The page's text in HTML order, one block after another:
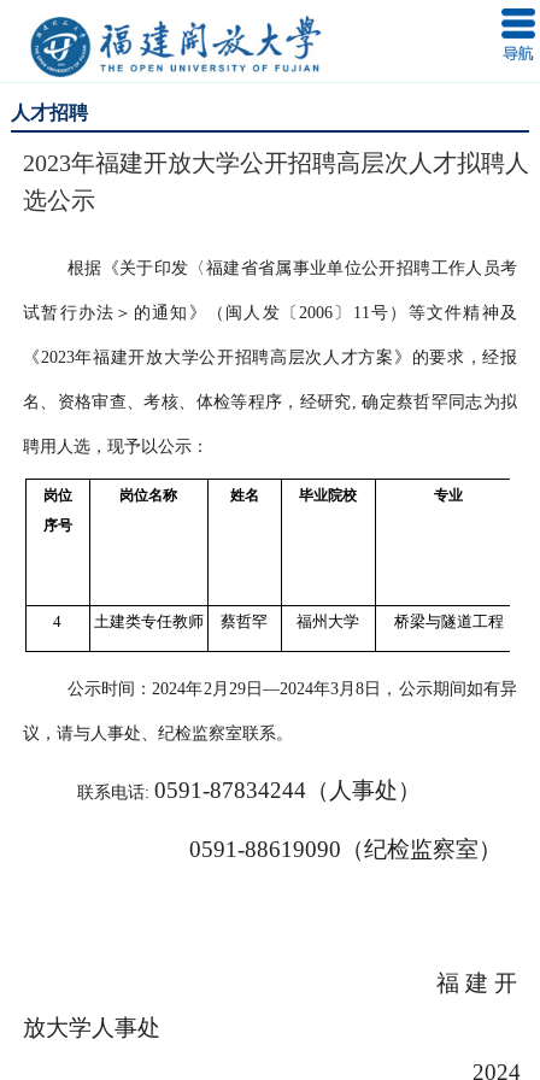
人才招聘
2023年福建开放大学公开招聘高层次人才拟聘人
选公示
根据《关于印发〈福建省省属事业单位公开招聘工作人员考
试暂行办法＞的通知》（闽人发〔 2006〕11号）等文件精神及
《2023年福建开放大学公开招聘高层次人才方案》的要求，经报
名、资格审查、考核、体检等程序，经研究, 确定蔡哲罕同志为拟
聘用人选，现予以公示：
岗位
序号
岗位名称 姓名 毕业院校 专业
4 土建类专任教师 蔡哲罕 福州大学 桥梁与隧道工程
公示时间： 2024年2月29日—2024年3月8日，公示期间如有异
议，请与人事处、纪检监察室联系。
联系电话: 0591-87834244（ 人事处 ）
0591-88619090 （纪检监察室）
福建开
放大学人事处
2024